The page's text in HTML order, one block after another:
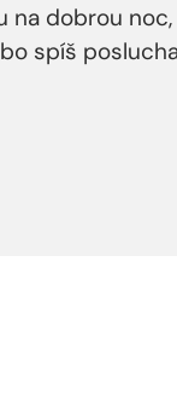
na dobrou noc,
spíš